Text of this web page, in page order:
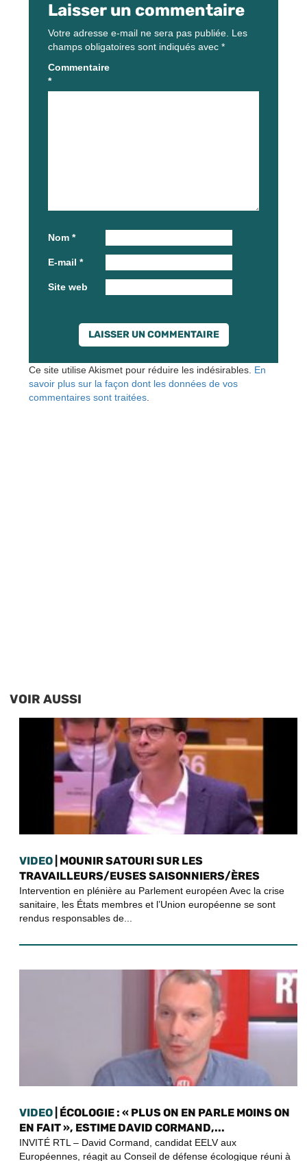
Laisser un commentaire
Votre adresse e-mail ne sera pas publiée. Les
champs obligatoires sont indiqués avec *
Commentaire
*
Nom *
E-mail *
Site web
Ce site utilise Akismet pour réduire les indésirables. En
savoir plus sur la façon dont les données de vos
commentaires sont traitées
VOIR AUSSI
VIDEO | MOUNIR SATOURI SUR LES
TRAVAILLEURS/EUSES SAISONNIERS/ÈRES
Intervention en plénière au Parlement européen Avec la crise
sanitaire, les États membres et l’Union européenne se sont
rendus responsables de...
VIDEO | ÉCOLOGIE : « PLUS ON EN PARLE MOINS ON
EN FAIT », ESTIME DAVID CORMAND,...
INVITÉ RTL – David Cormand, candidat EELV aux
Européennes, réagit au Conseil de défense écologique réuni à